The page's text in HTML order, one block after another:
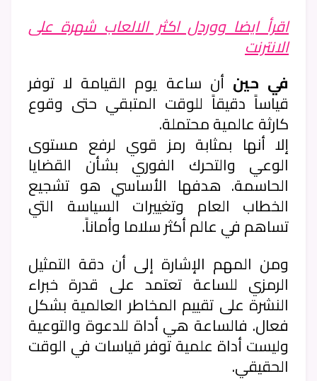
اقرأ ايضا ووردل اكثر الالعاب شهرة على
الانترنت
في حين أن ساعة يوم القيامة لا توفر
قياساً دقيقاً للوقت المتبقي حتى وقوع
كارثة عالمية محتملة.
إلا أنها بمثابة رمز قوي لرفع مستوى
الوعي والتحرك الفوري بشأن القضايا
الحاسمة. هدفها الأساسي هو تشجيع
الخطاب العام وتغييرات السياسة التي
تساهم في عالم أكثر سلاما وأماناً.
ومن المهم الإشارة إلى أن دقة التمثيل
الرمزي للساعة تعتمد على قدرة خبراء
النشرة على تقييم المخاطر العالمية بشكل
فعال. فالساعة هي أداة للدعوة والتوعية
وليست أداة علمية توفر قياسات في الوقت
الحقيقي.